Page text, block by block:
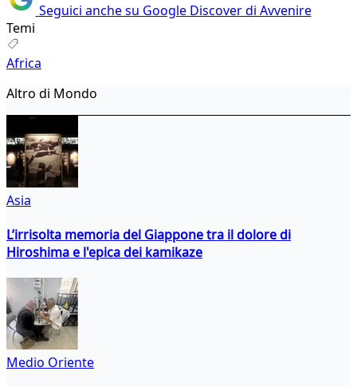
Seguici anche su Google Discover di Avvenire
Temi
Africa
Altro di Mondo
Asia
L’irrisolta memoria del Giappone tra il dolore di
Hiroshima e l'epica dei kamikaze
Medio Oriente